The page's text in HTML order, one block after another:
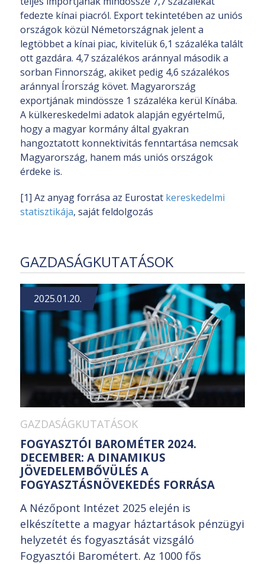
fedezte kínai piacról. Export tekintetében az uniós
országok közül Németországnak jelent a
legtöbbet a kínai piac, kivitelük 6,1 százaléka talált
ott gazdára. 4,7 százalékos aránnyal második a
sorban Finnország, akiket pedig 4,6 százalékos
aránnyal Írország követ. Magyarország
exportjának mindössze 1 százaléka kerül Kínába.
A külkereskedelmi adatok alapján egyértelmű,
hogy a magyar kormány által gyakran
hangoztatott konnektivitás fenntartása nemcsak
Magyarország, hanem más uniós országok
érdeke is.
[1] Az anyag forrása az Eurostat kereskedelmi
statisztikája, saját feldolgozás
GAZDASÁGKUTATÁSOK
2025.01.20.
GAZDASÁGKUTATÁSOK
FOGYASZTÓI BAROMÉTER 2024.
DECEMBER: A DINAMIKUS
JÖVEDELEMBŐVÜLÉS A
FOGYASZTÁSNÖVEKEDÉS FORRÁSA
A Nézőpont Intézet 2025 elején is
elkészítette a magyar háztartások pénzügyi
helyzetét és fogyasztását vizsgáló
Fogyasztói Barométert. Az 1000 fős